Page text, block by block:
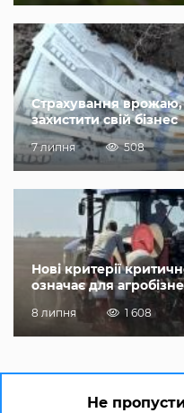
Страхування
захистити свій бізнес
7 липня 508
Нові критерії
означає для
8 липня 1 608
Не